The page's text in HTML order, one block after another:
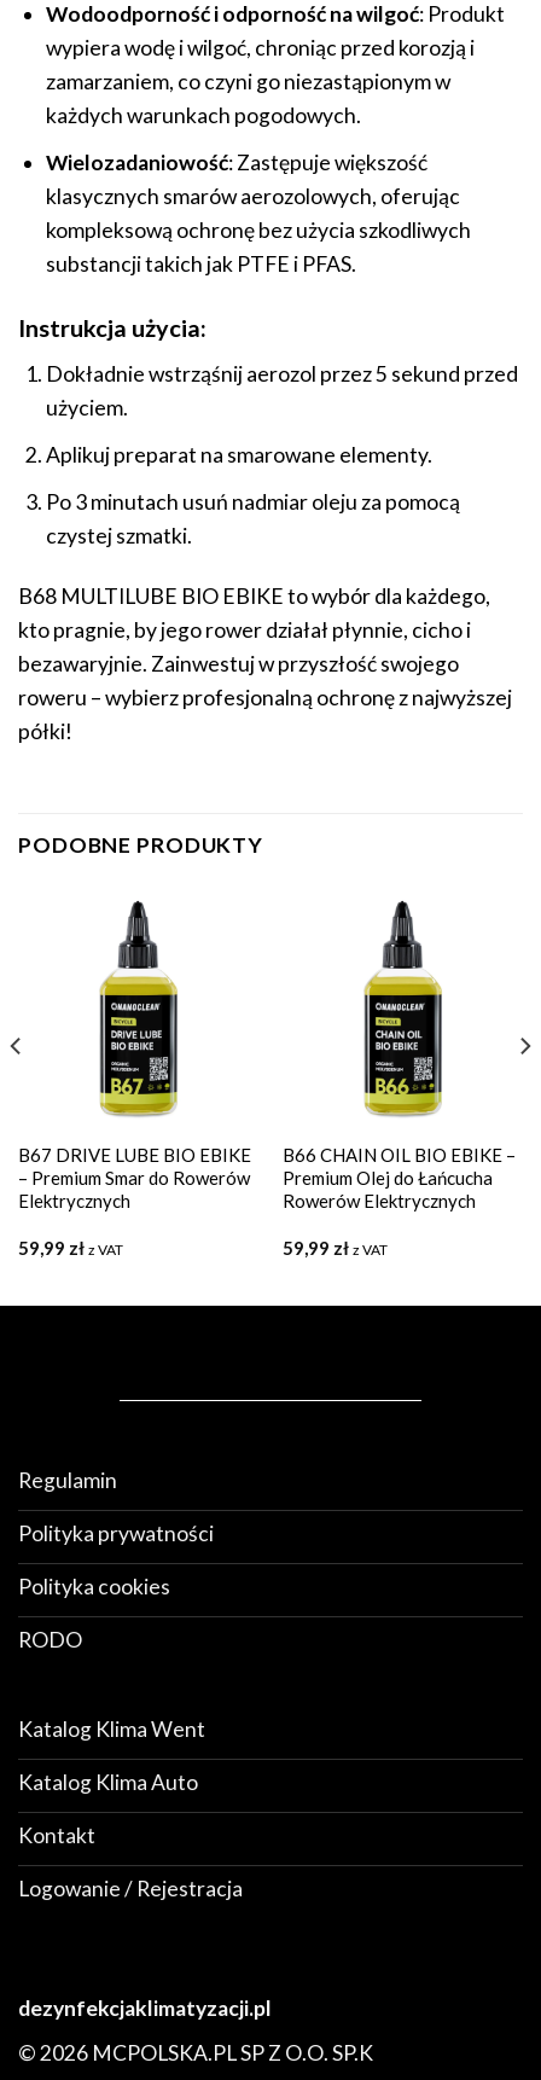
Wodoodporność i odporność na wilgoć: Produkt
wypiera wodę i wilgoć, chroniąc przed korozją i
zamarzaniem, co czyni go niezastąpionym w
każdych warunkach pogodowych.
Wielozadaniowość: Zastępuje większość
klasycznych smarów aerozolowych, oferując
kompleksową ochronę bez użycia szkodliwych
substancji takich jak PTFE i PFAS.
Instrukcja użycia:
Dokładnie wstrząśnij aerozol przez 5 sekund przed
użyciem.
Aplikuj preparat na smarowane elementy.
Po 3 minutach usuń nadmiar oleju za pomocą
czystej szmatki.
B68 MULTILUBE BIO EBIKE to wybór dla każdego,
kto pragnie, by jego rower działał płynnie, cicho i
bezawaryjnie. Zainwestuj w przyszłość swojego
roweru – wybierz profesjonalną ochronę z najwyższej
półki!
PODOBNE PRODUKTY
B67 DRIVE LUBE BIO EBIKE
– Premium Smar do Rowerów
Elektrycznych
59,99 zł z VAT
B66 CHAIN OIL BIO EBIKE –
Premium Olej do Łańcucha
Rowerów Elektrycznych
59,99 zł z VAT
Regulamin
Polityka prywatności
Polityka cookies
RODO
Katalog Klima Went
Katalog Klima Auto
Kontakt
Logowanie / Rejestracja
dezynfekcjaklimatyzacji.pl
© 2026 MCPOLSKA.PL SP Z O.O. SP.K